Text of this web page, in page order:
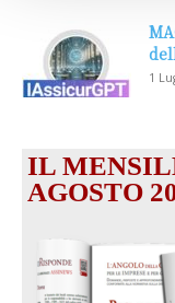
1
IL
AGOSTO